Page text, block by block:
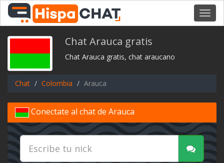
Chat Arauca gratis
Chat Arauca gratis, chat araucano
Chat Colombia Arauca
Conectate al chat de Arauca